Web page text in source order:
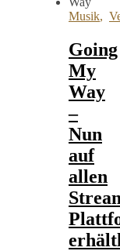
Musik,
Going
My
Way
–
Nun
auf
allen